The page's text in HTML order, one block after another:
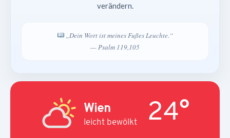
verändern.
„Dein Wort ist meines Fußes Leuchte.“
— Psalm 119,105
Wien
leicht bewölkt 24°